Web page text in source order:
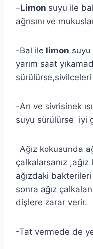
–Limon suyu ile
ağrısını ve
-Bal ile limon suyu
yarım saat
-Arı ve sivrisinek
suyu sürülürse iyi
-Ağız kokusunda
çalkalarsanız
ağızdaki
sonra ağız
dişlere zarar verir.
-Tat vermede de